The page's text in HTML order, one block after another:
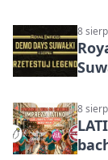
8
8